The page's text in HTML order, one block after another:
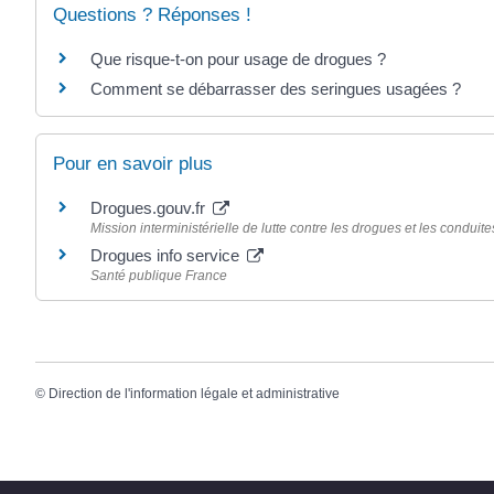
Questions ? Réponses !
Que risque-t-on pour usage de drogues ?
Comment se débarrasser des seringues usagées ?
Pour en savoir plus
Drogues.gouv.fr
Mission interministérielle de lutte contre les drogues et les
Drogues info service
Santé publique France
© Direction de l'information légale et administrative